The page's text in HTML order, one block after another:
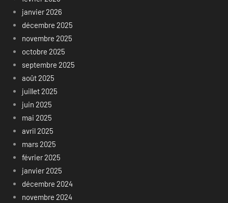
janvier 2026
décembre 2025
novembre 2025
octobre 2025
septembre 2025
août 2025
juillet 2025
juin 2025
mai 2025
avril 2025
mars 2025
février 2025
janvier 2025
décembre 2024
novembre 2024